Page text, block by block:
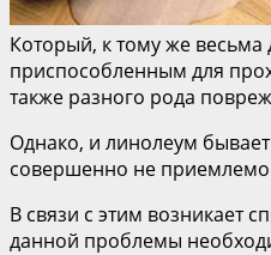
Который, к тому же
приспособленным для
также разного рода
Однако, и линолеум
совершенно не
В связи с этим возникает
данной проблемы